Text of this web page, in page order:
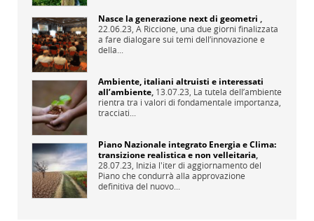
Nasce la generazione next di geometri ,
22.06.23, A Riccione, una due giorni finalizzata
a fare dialogare sui temi dell’innovazione e
della...
Ambiente, italiani altruisti e interessati
all’ambiente, 13.07.23, La tutela dell’ambiente
rientra tra i valori di fondamentale importanza,
tracciati...
Piano Nazionale integrato Energia e Clima:
transizione realistica e non velleitaria,
28.07.23, Inizia l'iter di aggiornamento del
Piano che condurrà alla approvazione
definitiva del nuovo...